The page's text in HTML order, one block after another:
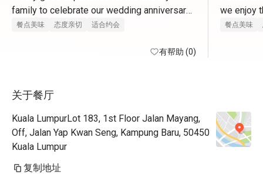
family to celebrate our wedding anniversary
餐点美味 态度亲切 适合约会
有帮助 (0)
we enjoy
thanks!
餐点美味
关于餐厅
Kuala LumpurLot 183, 1st Floor Jalan Mayang,
Off, Jalan Yap Kwan Seng, Kampung Baru, 50450
Kuala Lumpur
复制地址